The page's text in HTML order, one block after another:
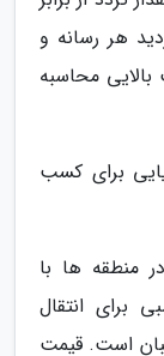
هر رسانه و
بالایی محاسبه
برای کسب
منطقه ها با
برای انتقال
است. قیمت